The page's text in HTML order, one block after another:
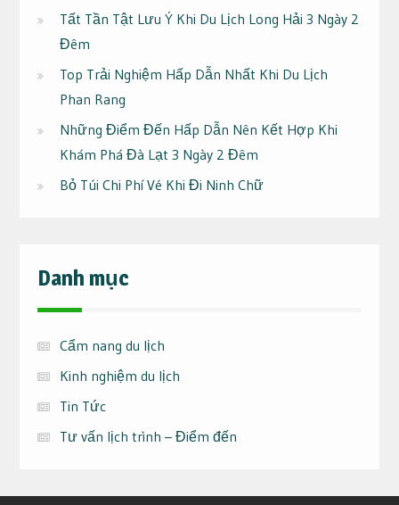
Tất Tần Tật Lưu Ý Khi Du Lịch Long Hải 3 Ngày 2
Đêm
Top Trải Nghiệm Hấp Dẫn Nhất Khi Du Lịch
Phan Rang
Những Điểm Đến Hấp Dẫn Nên Kết Hợp Khi
Khám Phá Đà Lạt 3 Ngày 2 Đêm
Bỏ Túi Chi Phí Vé Khi Đi Ninh Chữ
Danh mục
Cẩm nang du lịch
Kinh nghiệm du lịch
Tin Tức
Tư vấn lịch trình – Điểm đến